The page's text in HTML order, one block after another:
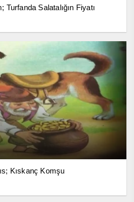
Turfanda Salatalığın Fiyatı
Kıskanç Komşu